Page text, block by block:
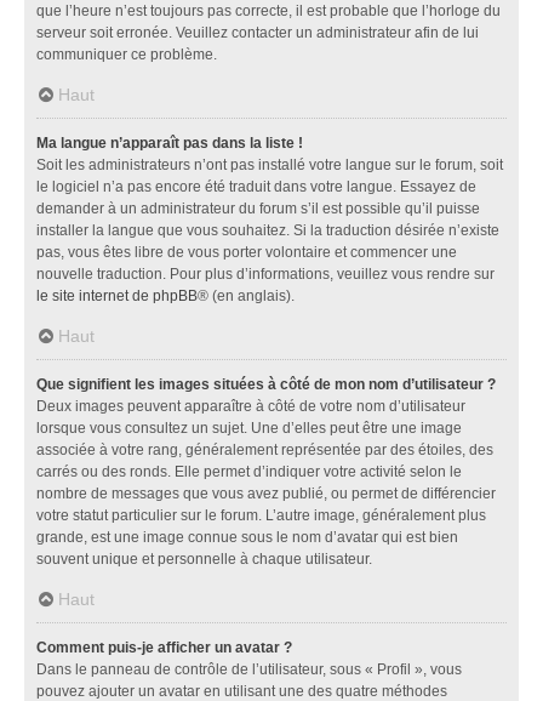
que l’heure n’est toujours pas correcte, il est probable que l’horloge du
serveur soit erronée. Veuillez contacter un administrateur afin de lui
communiquer ce problème.
Haut
Ma langue n’apparaît pas dans la liste !
Soit les administrateurs n’ont pas installé votre langue sur le forum, soit
le logiciel n’a pas encore été traduit dans votre langue. Essayez de
demander à un administrateur du forum s’il est possible qu’il puisse
installer la langue que vous souhaitez. Si la traduction désirée n’existe
pas, vous êtes libre de vous porter volontaire et commencer une
nouvelle traduction. Pour plus d’informations, veuillez vous rendre sur
le site internet de phpBB® (en anglais).
Haut
Que signifient les images situées à côté de mon nom d’utilisateur ?
Deux images peuvent apparaître à côté de votre nom d’utilisateur
lorsque vous consultez un sujet. Une d’elles peut être une image
associée à votre rang, généralement représentée par des étoiles, des
carrés ou des ronds. Elle permet d’indiquer votre activité selon le
nombre de messages que vous avez publié, ou permet de différencier
votre statut particulier sur le forum. L’autre image, généralement plus
grande, est une image connue sous le nom d’avatar qui est bien
souvent unique et personnelle à chaque utilisateur.
Haut
Comment puis-je afficher un avatar ?
Dans le panneau de contrôle de l’utilisateur, sous « Profil », vous
pouvez ajouter un avatar en utilisant une des quatre méthodes